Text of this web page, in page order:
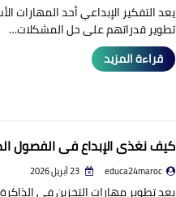
يعد التفكير الإبداعي أحد
تطوير قدراتهم على حل المشكلات…
قراءة المزيد
كيف نغذي الإبداع في الفصول
educa24maroc
يعد تطوير مهارات التخزين في